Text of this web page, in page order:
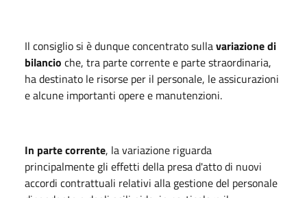
Il consiglio si è dunque concentrato sullavariazione di
bilancio che, tra parte corrente e parte straordinaria,
ha destinato le risorse per il personale, le assicurazioni
e alcune importanti opere e manutenzioni.
In parte corrente, la variazione riguarda
principalmente gli effetti della presa d'atto di nuovi
accordi contrattuali relativi alla gestione del personale